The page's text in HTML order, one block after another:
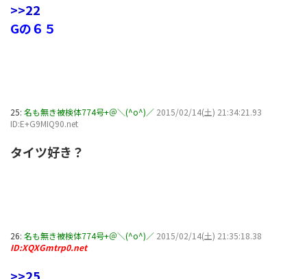
>>22
Gの６５
25: 名も無き被検体774号+＠＼(^o^)／ 2015/02/14(土) 21:34:21.93
ID:E+G9MIQ90.net
タイツ好き？
26: 名も無き被検体774号+＠＼(^o^)／ 2015/02/14(土) 21:35:18.38
ID:XQXGmtrp0.net
>>25